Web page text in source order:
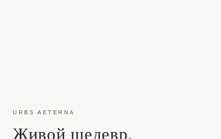
URBS AETERNA
Живой шедевр,